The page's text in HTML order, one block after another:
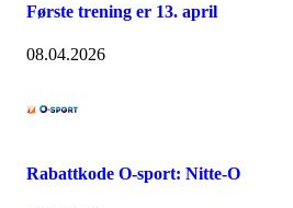
Første trening er 13. april
08.04.2026
Rabattkode O-sport: Nitte-O